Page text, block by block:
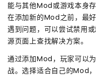
能与其他Mod或游戏本身
在添加新的Mod之前，最
遇到问题，可以尝试禁用
源页面上查找解决方案。
通过添加Mod，玩家可以
战。选择适合自己的Mod